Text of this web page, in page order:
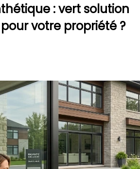
: vert solution
votre propriété ?